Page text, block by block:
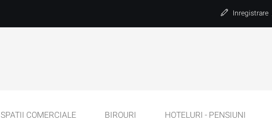
Inregistrare
SPATII COMERCIALE BIROURI HOTELURI - PENSIUNI